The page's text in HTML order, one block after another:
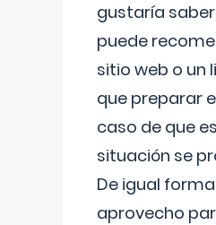
gustaría
puede
sitio web o un
que preparar
caso de que
situación se
De igual forma
aprovecho